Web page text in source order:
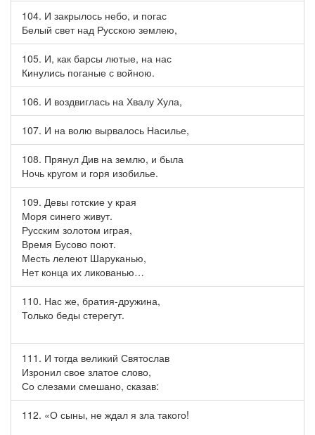
104. И закрылось небо, и погас
Белый свет над Русскою землею,
105. И, как барсы лютые, на нас
Кинулись поганые с войною.
106. И воздвиглась на Хвалу Хула,
107. И на волю вырвалось Насилье,
108. Прянул Див на землю, и была
Ночь кругом и горя изобилье.
109. Девы готские у края
Моря синего живут.
Русским золотом играя,
Время Бусово поют.
Месть лелеют Шаруканью,
Нет конца их ликованью…
110. Нас же, братия-дружина,
Только беды стерегут.
111. И тогда великий Святослав
Изронил свое златое слово,
Со слезами смешано, сказав:
112. «О сыны, не ждал я зла такого!